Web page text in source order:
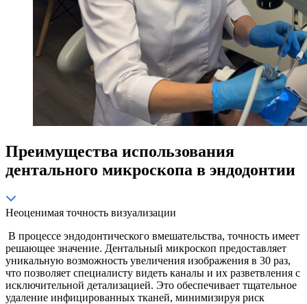
Преимущества использования
дентального микроскопа в эндодонтии
Неоценимая точность визуализации
В процессе эндодонтического вмешательства, точность имеет
решающее значение. Дентальный микроскоп предоставляет
уникальную возможность увеличения изображения в 30 раз,
что позволяет специалисту видеть каналы и их разветвления с
исключительной детализацией. Это обеспечивает тщательное
удаление инфицированных тканей, минимизируя риск